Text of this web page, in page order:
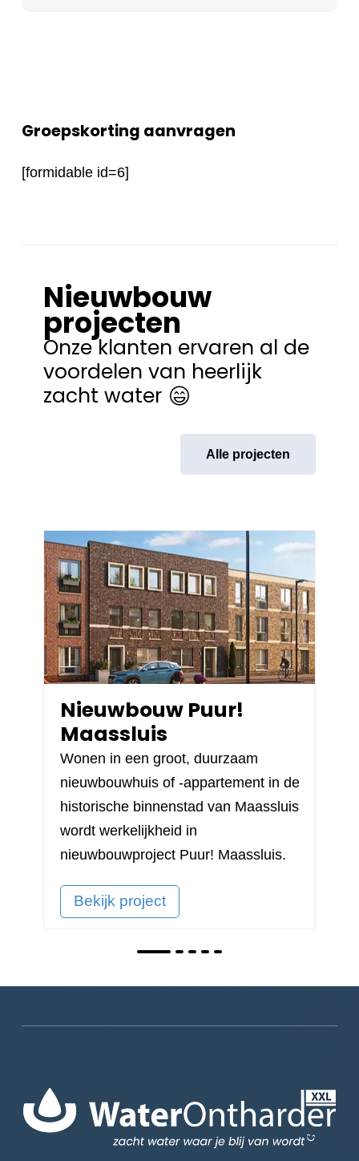
Groepskorting aanvragen
[formidable id=6]
Nieuwbouw
projecten
Onze klanten ervaren al de
voordelen van heerlijk
zacht water
Alle projecten
Nieuwbouw Puur!
Maassluis
Wonen in een groot, duurzaam
nieuwbouwhuis of -appartement in de
historische binnenstad van Maassluis
wordt werkelijkheid in
nieuwbouwproject Puur! Maassluis.
Bekijk project